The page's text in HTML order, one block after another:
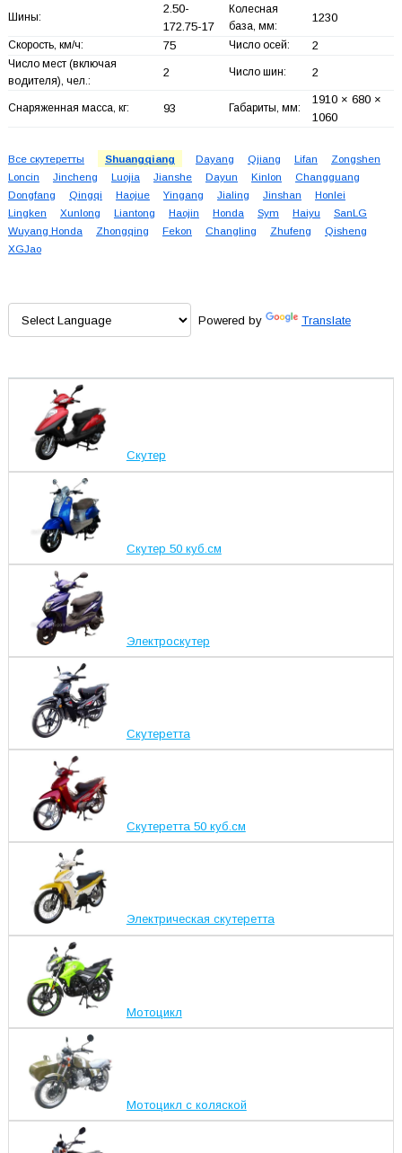
Шины:
2.50-
172.75-17
Колесная
база, мм:
1230
Скорость, км/ч: 75 Число осей: 2
Число мест (включая
водителя), чел.:
2 Число шин: 2
Снаряженная масса, кг: 93 Габариты, мм:
1910 × 680 ×
1060
Все скутеретты Shuangqiang Dayang Qjiang Lifan
Zongshen
Loncin
Jincheng Luojia Jianshe Dayun Kinlon
Changguang
Dongfang
Qingqi Haojue Yingang Jialing Jinshan
Honlei
Lingken
Xunlong Liantong Haojin Honda Sym Haiyu
SanLG
Wuyang Honda
Zhongqing Fekon Changling Zhufeng
Qisheng
XGJao
Powered by Translate
Скутер
Скутер 50 куб.см
Электроскутер
Скутеретта
Скутеретта 50 куб.см
Электрическая скутеретта
Мотоцикл
Мотоцикл с коляской